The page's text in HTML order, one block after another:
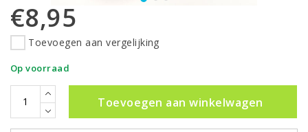
€8,95
Toevoegen aan vergelijking
Op voorraad
Toevoegen aan winkelwagen